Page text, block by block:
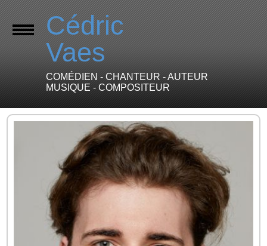
Cédric
Vaes
COMÉDIEN - CHANTEUR - AUTEUR
MUSIQUE - COMPOSITEUR